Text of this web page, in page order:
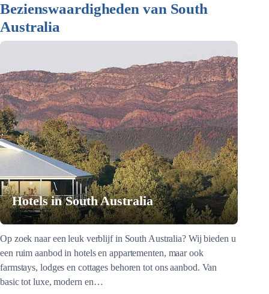
Bezienswaardigheden van South
Australia
Hotels in South Australia
Op zoek naar een leuk verblijf in South Australia? Wij bieden u
een ruim aanbod in hotels en appartementen, maar ook
farmstays, lodges en cottages behoren tot ons aanbod. Van
basic tot luxe, modern en…